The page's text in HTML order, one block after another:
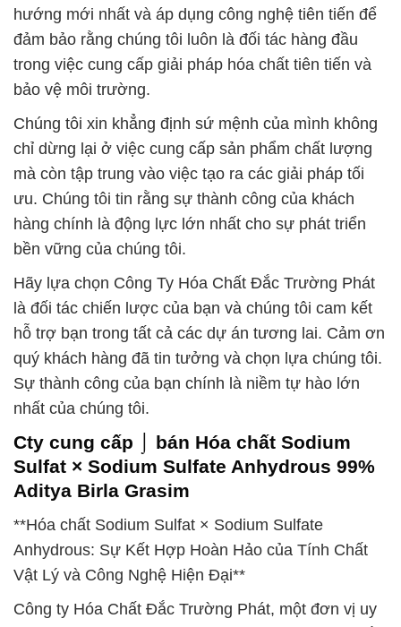
hướng mới nhất và áp dụng công nghệ tiên tiến để
đảm bảo rằng chúng tôi luôn là đối tác hàng đầu
trong việc cung cấp giải pháp hóa chất tiên tiến và
bảo vệ môi trường.
Chúng tôi xin khẳng định sứ mệnh của mình không
chỉ dừng lại ở việc cung cấp sản phẩm chất lượng
mà còn tập trung vào việc tạo ra các giải pháp tối
ưu. Chúng tôi tin rằng sự thành công của khách
hàng chính là động lực lớn nhất cho sự phát triển
bền vững của chúng tôi.
Hãy lựa chọn Công Ty Hóa Chất Đắc Trường Phát
là đối tác chiến lược của bạn và chúng tôi cam kết
hỗ trợ bạn trong tất cả các dự án tương lai. Cảm ơn
quý khách hàng đã tin tưởng và chọn lựa chúng tôi.
Sự thành công của bạn chính là niềm tự hào lớn
nhất của chúng tôi.
Cty cung cấp ⌡ bán Hóa chất Sodium
Sulfat × Sodium Sulfate Anhydrous 99%
Aditya Birla Grasim
**Hóa chất Sodium Sulfat × Sodium Sulfate
Anhydrous: Sự Kết Hợp Hoàn Hảo của Tính Chất
Vật Lý và Công Nghệ Hiện Đại**
Công ty Hóa Chất Đắc Trường Phát, một đơn vị uy